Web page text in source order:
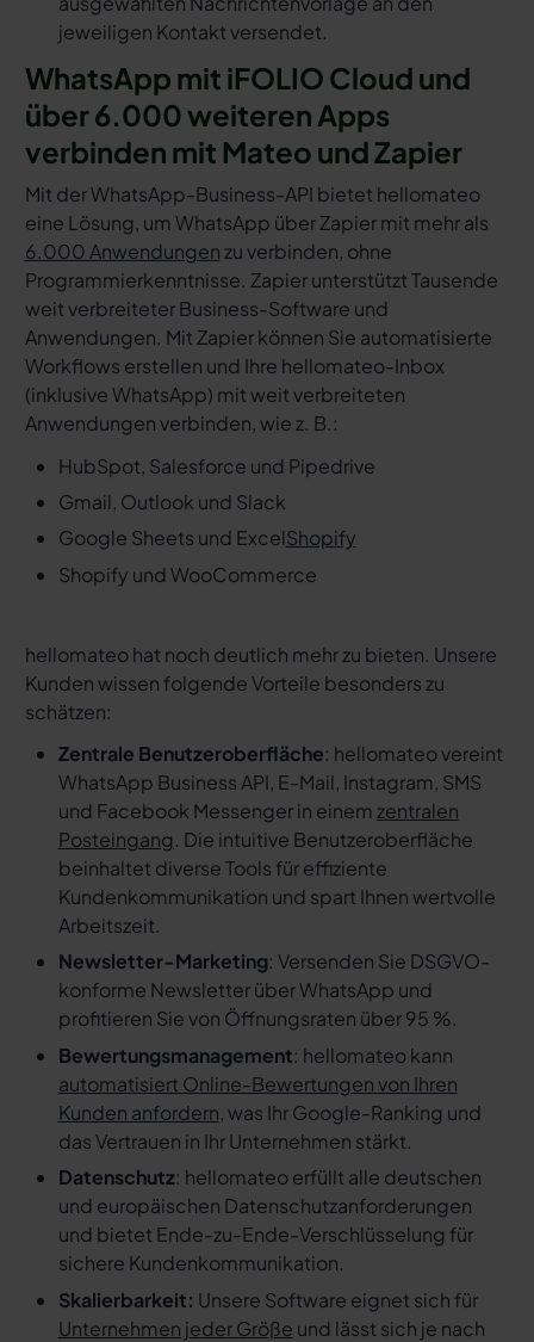
jeweiligen Kontakt versendet.
WhatsApp mit iFOLIO Cloud und
über 6.000 weiteren Apps
verbinden mit Mateo und Zapier
Mit der WhatsApp-Business-API bietet hellomateo
eine Lösung, um WhatsApp über Zapier mit mehr als
6.000 Anwendungenzu verbinden, ohne
Programmierkenntnisse. Zapier unterstützt Tausende
weit verbreiteter Business-Software und
Anwendungen. Mit Zapier können Sie automatisierte
Workflows erstellen und Ihre hellomateo-Inbox
(inklusive WhatsApp) mit weit verbreiteten
Anwendungen verbinden, wie z. B.:
HubSpot, Salesforce und Pipedrive
Gmail, Outlook und Slack
Google Sheets und ExcelShopify
Shopify und WooCommerce
hellomateo hat noch deutlich mehr zu bieten. Unsere
Kunden wissen folgende Vorteile besonders zu
schätzen:
Zentrale Benutzeroberfläche: hellomateo vereint
WhatsApp Business API, E-Mail, Instagram, SMS
und Facebook Messenger in einem zentralen
Posteingang. Die intuitive Benutzeroberfläche
beinhaltet diverse Tools für effiziente
Kundenkommunikation und spart Ihnen wertvolle
Arbeitszeit.
Newsletter-Marketing: Versenden Sie DSGVO-
konforme Newsletter über WhatsApp und
profitieren Sie von Öffnungsraten über 95 %.
Bewertungsmanagement: hellomateo kann
automatisiert Online-Bewertungen von Ihren
Kunden anfordern, was Ihr Google-Ranking und
das Vertrauen in Ihr Unternehmen stärkt.
Datenschutz: hellomateo erfüllt alle deutschen
und europäischen Datenschutzanforderungen
und bietet Ende-zu-Ende-Verschlüsselung für
sichere Kundenkommunikation.
Skalierbarkeit: Unsere Software eignet sich für
Unternehmen jeder Größe und lässt sich je nach